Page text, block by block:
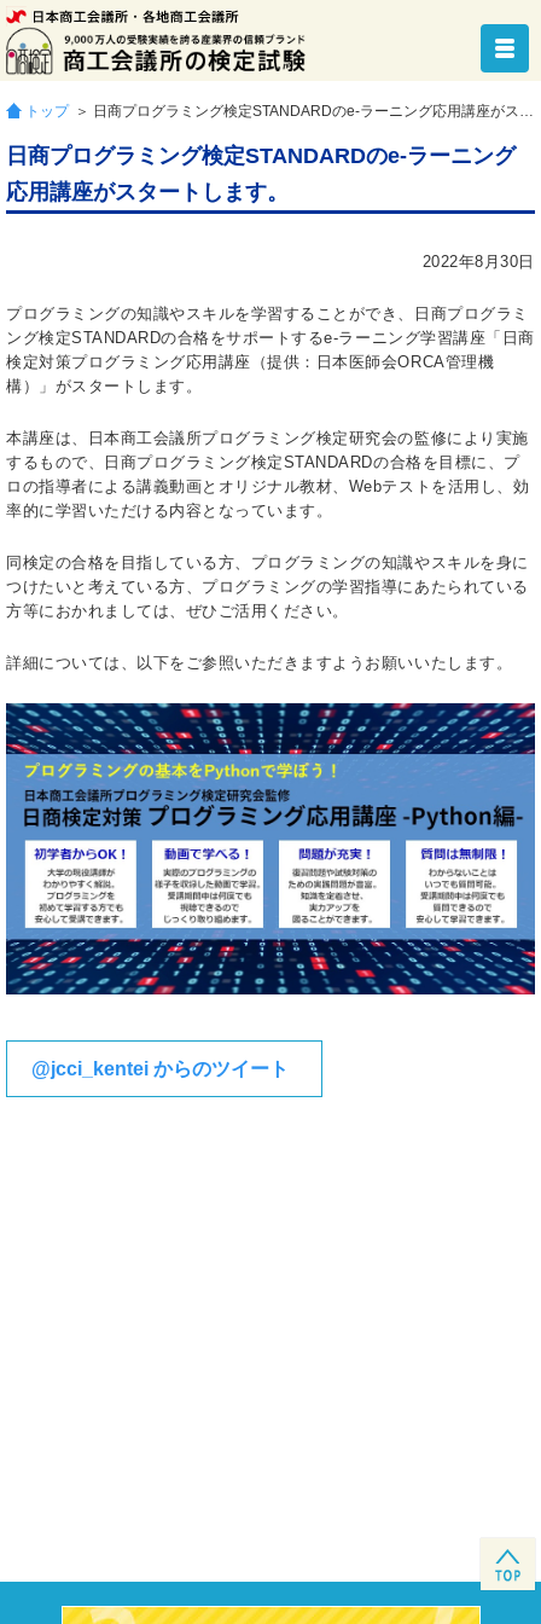
トップ ＞ 日商プログラミング検定STANDARDのe-ラーニング応用講座がスタートします。
日商プログラミング検定STANDARDのe-ラーニング
応用講座がスタートします。
2022年8月30日
プログラミングの知識やスキルを学習することができ、日商プログラミ
ング検定STANDARDの合格をサポートするe-ラーニング学習講座「日商
検定対策プログラミング応用講座（提供：日本医師会ORCA管理機
構）
」がスタートします。
本講座は、日本商工会議所プログラミング検定研究会の監修により実施
するもので、日商プログラミング検定STANDARDの合格を目標に、プ
ロの指導者による講義動画とオリジナル教材、Webテストを活用し、効
率的に学習いただける内容となっています。
同検定の合格を目指している方、プログラミングの知識やスキルを身に
つけたいと考えている方、プログラミングの学習指導にあたられている
方等におかれましては、ぜひご活用ください。
詳細については、以下をご参照いただきますようお願いいたします。
@jcci_kentei からのツイート